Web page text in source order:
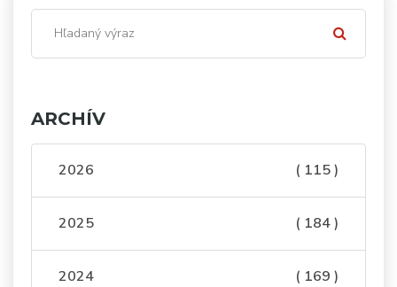
ARCHÍV
2026 ( 115 )
2025 ( 184 )
2024 ( 169 )